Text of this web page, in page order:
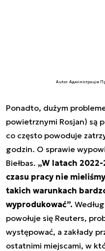
Autor. Адміністрація
Ponadto, dużym
powietrznymi Rosjan) są
co często powoduje
godzin. O sprawie
Biełbas. „W latach
czasu pracy nie
takich warunkach
wyprodukować”.
powołuje się Reuters,
występować, a zakłady
ostatnimi miejscami, w